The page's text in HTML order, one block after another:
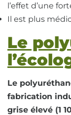
l’effet d’une
Il est plus
Le
Le
fabrication
grise élevé (1